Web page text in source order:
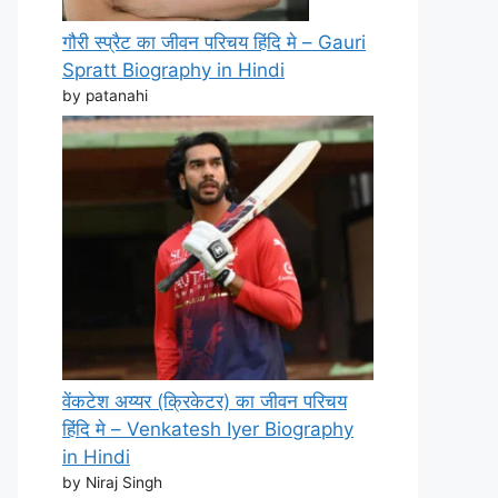
गौरी स्प्रैट का जीवन परिचय हिंदि मे – Gauri
Spratt Biography in Hindi
by patanahi
वेंकटेश अय्यर (क्रिकेटर) का जीवन परिचय
हिंदि मे – Venkatesh Iyer Biography
in Hindi
by Niraj Singh